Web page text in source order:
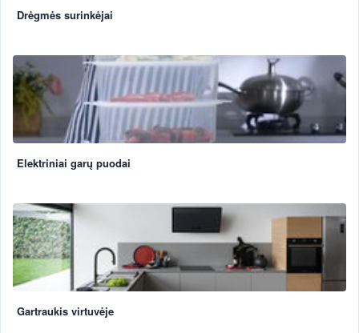
Drėgmės surinkėjai
Elektriniai garų puodai
Gartraukis virtuvėje